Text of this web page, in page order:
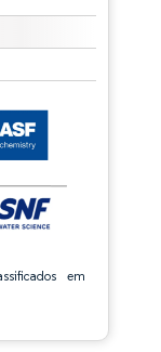
em
CC BY 4.0.